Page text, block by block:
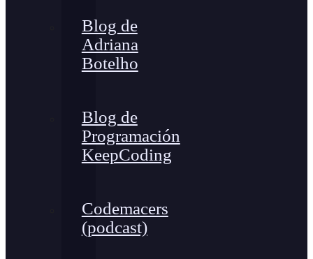
Blog de
Adriana
Botelho
Blog de
Programación
KeepCoding
Codemacers
(podcast)